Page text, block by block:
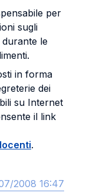
per
sugli
le
in forma
dei
su Internet
il link
.
2008 16:47